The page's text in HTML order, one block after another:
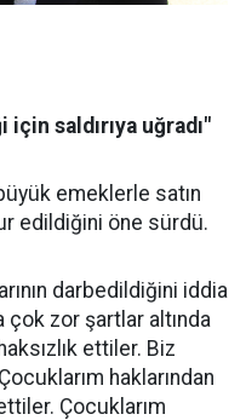
için saldırıya uğradı"
emeklerle satın
edildiğini öne sürdü.
darbedildiğini iddia
zor şartlar altında
ettiler. Biz
haklarından
Çocuklarım